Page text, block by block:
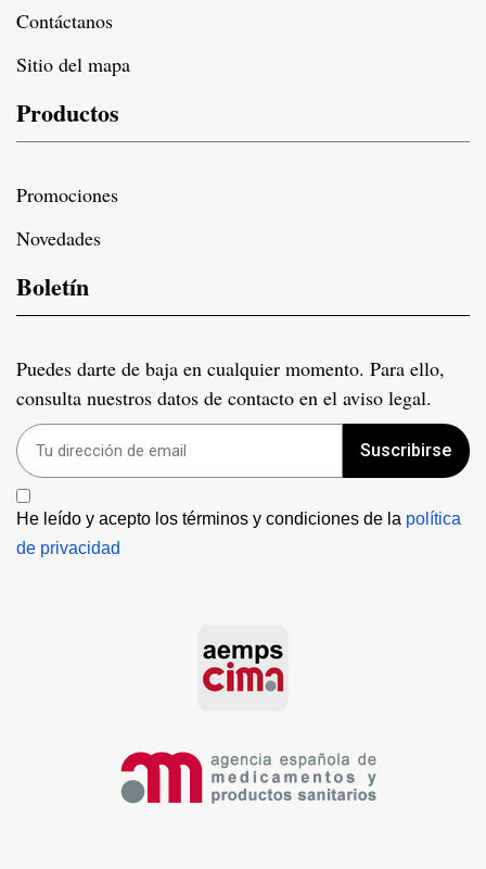
Contáctanos
Sitio del mapa
Productos
Promociones
Novedades
Boletín
Puedes darte de baja en cualquier momento. Para ello,
consulta nuestros datos de contacto en el aviso legal.
Suscribirse
He leído y acepto los términos y condiciones de la política
de privacidad